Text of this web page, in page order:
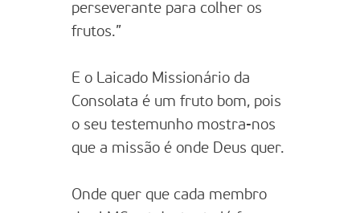
perseverante para colher os
frutos.”
E o Laicado Missionário da
Consolata é um fruto bom, pois
o seu testemunho mostra-nos
que a missão é onde Deus quer.
Onde quer que cada membro